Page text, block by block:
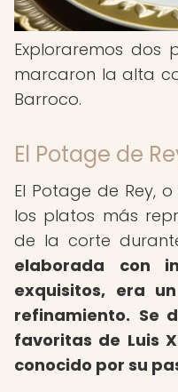
Exploraremos dos
marcaron la alta
Barroco.
El Potage de
El Potage de Rey,
los platos más
de la corte
elaborada con
exquisitos, era
refinamiento. Se
favoritas de Luis
conocido por su